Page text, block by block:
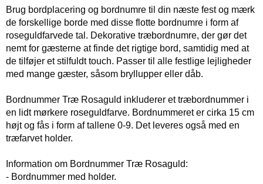
Brug bordplacering og bordnumre til din næste fest og mærk
de forskellige borde med disse flotte bordnumre i form af
roseguldfarvede tal. Dekorative træbordnumre, der gør det
nemt for gæsterne at finde det rigtige bord, samtidig med at
de tilføjer et stilfuldt touch. Passer til alle festlige lejligheder
med mange gæster, såsom bryllupper eller dåb.
Bordnummer Træ Rosaguld inkluderer et træbordnummer i
en lidt mørkere roseguldfarve. Bordnummeret er cirka 15 cm
højt og fås i form af tallene 0-9. Det leveres også med en
træfarvet holder.
Information om Bordnummer Træ Rosaguld:
- Bordnummer med holder.